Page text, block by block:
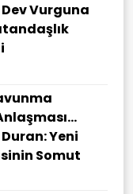
Vurguna
Yeni
Somut